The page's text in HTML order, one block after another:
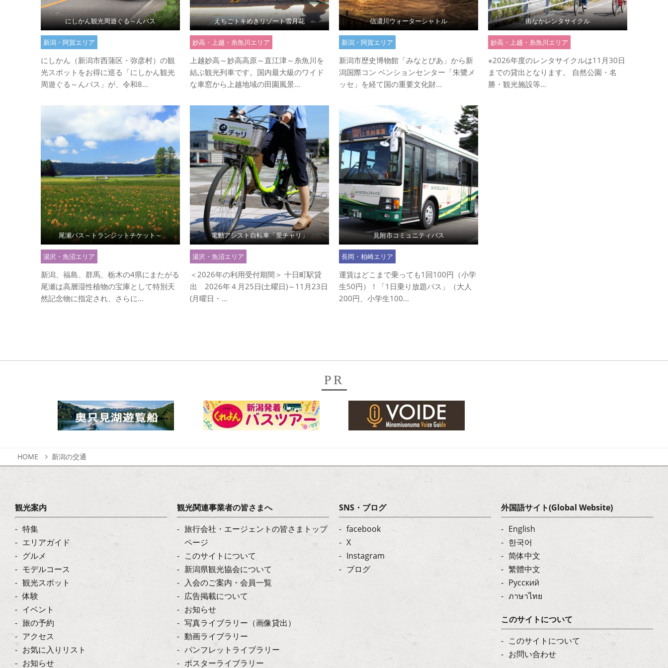
にしかん観光周遊ぐる～んバス
新潟・阿賀エリア
にしかん（新潟市西蒲区・弥彦村）の観
光スポットをお得に巡る「にしかん観光
周遊ぐる～んバス」が、令和8...
えちごトキめきリゾート雪月花
妙高・上越・糸魚川エリア
上越妙高～妙高高原～直江津～糸魚川を
結ぶ観光列車です。国内最大級のワイド
な車窓から上越地域の田園風景...
信濃川ウォーターシャトル
新潟・阿賀エリア
新潟市歴史博物館「みなとぴあ」から新
潟国際コン ベンションセンター「朱鷺メ
ッセ」を経て国の重要文化財...
街なかレンタサイクル
妙高・上越・糸魚川エリア
※2026年度のレンタサイクルは11月30日
までの貸出となります。 自然公園・名
勝・観光施設等...
尾瀬パス～トランジットチケット～
湯沢・魚沼エリア
新潟、福島、群馬、栃木の4県にまたがる
尾瀬は高層湿性植物の宝庫として特別天
然記念物に指定され、さらに...
電動アシスト自転車「里チャリ」
湯沢・魚沼エリア
＜2026年の利用受付期間＞ 十日町駅貸
出 2026年４月25日(土曜日)～11月23日
(月曜日・...
見附市コミュニティバス
長岡・柏崎エリア
運賃はどこまで乗っても1回100円（小学
生50円）！「1日乗り放題パス」（大人
200円、小学生100...
PR
HOME 新潟の交通
観光案内
特集
エリアガイド
グルメ
モデルコース
観光スポット
体験
イベント
旅の予約
アクセス
お気に入りリスト
お知らせ
観光関連事業者の皆さまへ
旅行会社・エージェントの皆さまトップ
ページ
このサイトについて
新潟県観光協会について
入会のご案内・会員一覧
広告掲載について
お知らせ
写真ライブラリー（画像貸出）
動画ライブラリー
パンフレットライブラリー
ポスターライブラリー
SNS・ブログ
facebook
X
Instagram
ブログ
外国語サイト(Global Website)
English
한국어
简体中文
繁體中文
Русский
ภาษาไทย
このサイトについて
このサイトについて
お問い合わせ